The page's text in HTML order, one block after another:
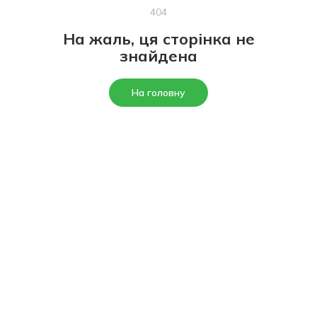
404
На жаль, ця сторінка не
знайдена
На головну